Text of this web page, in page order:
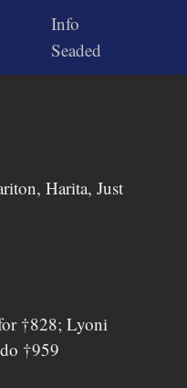
Info
Seaded
Harita, Just
†828; Lyoni
†959